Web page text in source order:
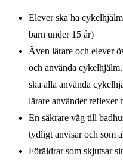
Elever ska ha
barn under 15 år)
Även lärare och elever
och använda
ska alla använda
lärare använder reflexer
En säkrare väg till
tydligt anvisar och som
Föräldrar som skjutsar